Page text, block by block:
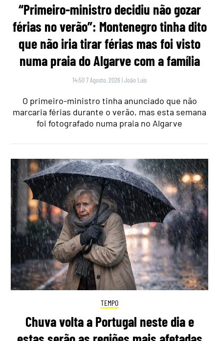
“Primeiro-ministro decidiu não gozar
férias no verão”: Montenegro tinha dito
que não iria tirar férias mas foi visto
numa praia do Algarve com a família
14:50 7 Agosto, 2026 |João Luís
O primeiro-ministro tinha anunciado que não
marcaria férias durante o verão, mas esta semana
foi fotografado numa praia no Algarve
TEMPO
Chuva volta a Portugal neste dia e